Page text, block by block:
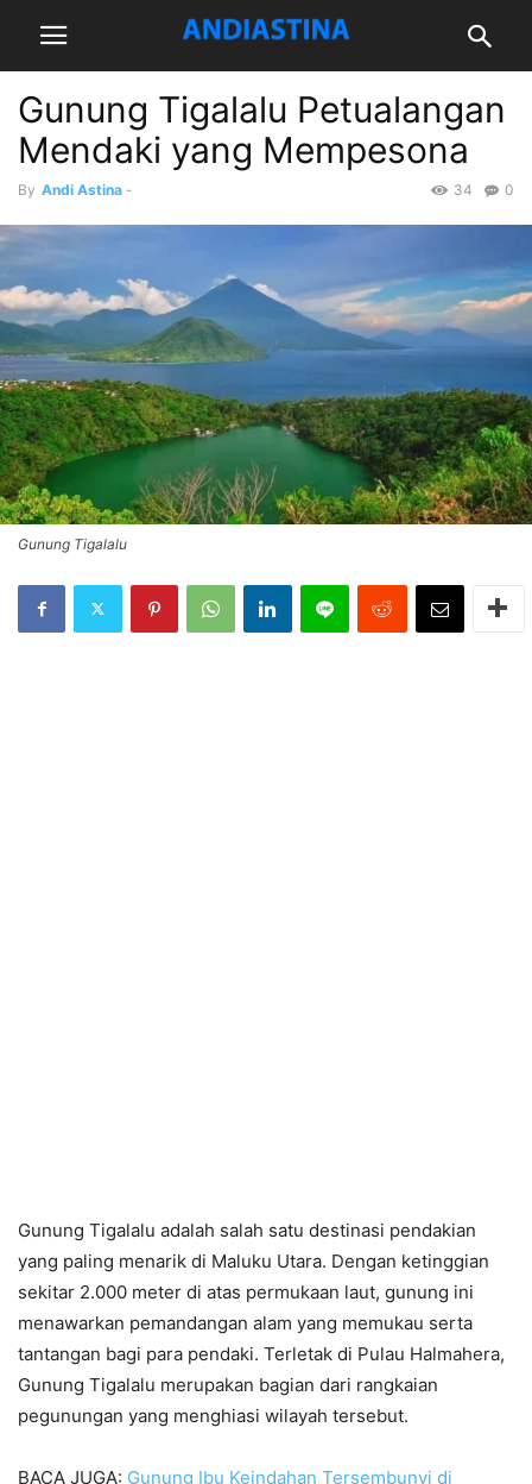
Gunung Tigalalu Petualangan
Mendaki yang Mempesona
By Andi Astina - 0
34
Gunung Tigalalu
Gunung Tigalalu adalah salah satu destinasi pendakian
yang paling menarik di Maluku Utara. Dengan ketinggian
sekitar 2.000 meter di atas permukaan laut, gunung ini
menawarkan pemandangan alam yang memukau serta
tantangan bagi para pendaki. Terletak di Pulau Halmahera,
Gunung Tigalalu merupakan bagian dari rangkaian
pegunungan yang menghiasi wilayah tersebut.
BACA JUGA: Gunung Ibu Keindahan Tersembunyi di